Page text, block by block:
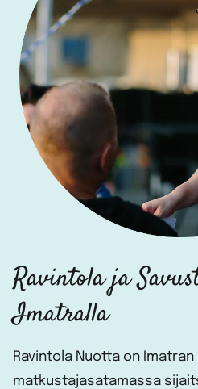
Ravintola ja
Imatralla
Ravintola Nuotta on Imatran
matkustajasatamassa